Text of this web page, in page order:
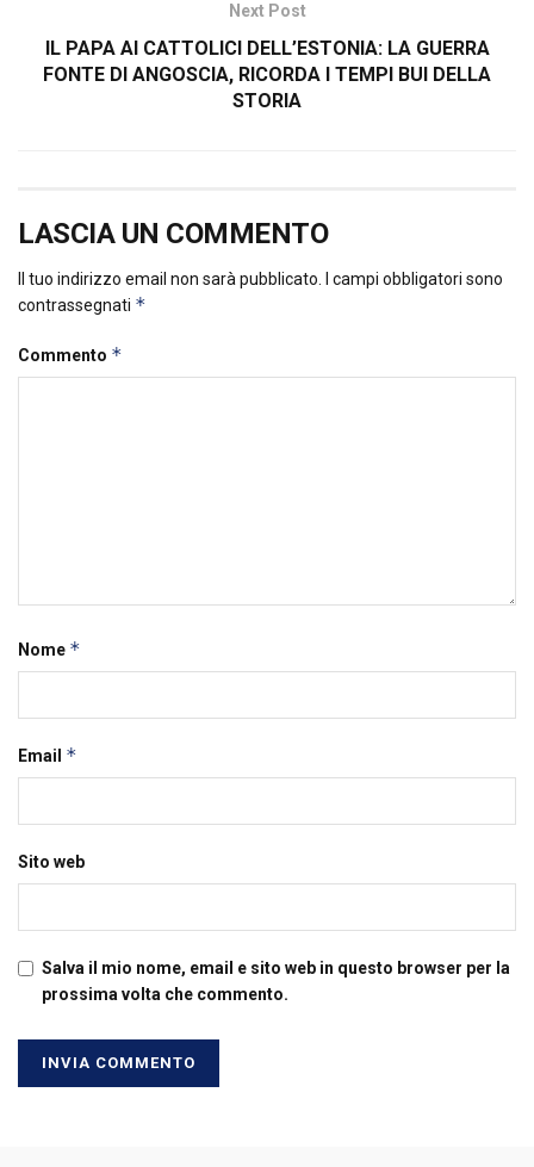
Next Post
IL PAPA AI CATTOLICI DELL’ESTONIA: LA GUERRA
FONTE DI ANGOSCIA, RICORDA I TEMPI BUI DELLA
STORIA
LASCIA UN COMMENTO
Il tuo indirizzo email non sarà pubblicato.
I campi obbligatori sono
contrassegnati *
Commento *
Nome *
Email *
Sito web
Salva il mio nome, email e sito web in questo browser per la
prossima volta che commento.